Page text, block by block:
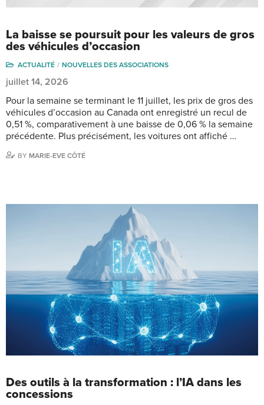
La baisse se poursuit pour les valeurs de gros
des véhicules d’occasion
ACTUALITÉ NOUVELLES DES ASSOCIATIONS
juillet 14, 2026
Pour la semaine se terminant le 11 juillet, les prix de gros des
véhicules d’occasion au Canada ont enregistré un recul de
0,51 %, comparativement à une baisse de 0,06 % la semaine
précédente. Plus précisément, les voitures ont affiché …
BY MARIE-EVE CÔTÉ
Des outils à la transformation : l’IA dans les
concessions